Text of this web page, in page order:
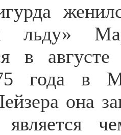
льду»
в
года в
она
является